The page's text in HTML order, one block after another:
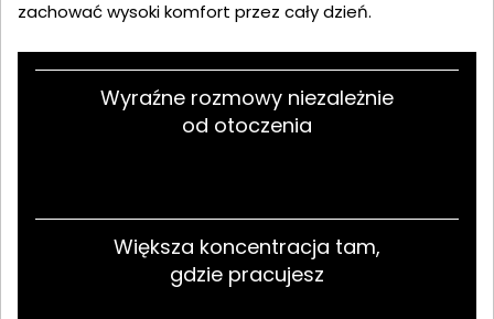
zachować wysoki komfort przez cały dzień.
Wyraźne rozmowy niezależnie
od otoczenia
Większa koncentracja tam,
gdzie pracujesz